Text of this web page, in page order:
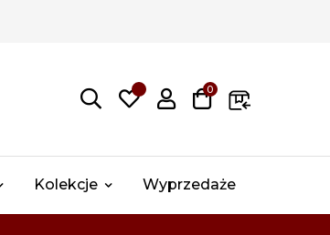
0
Kolekcje Wyprzedaże